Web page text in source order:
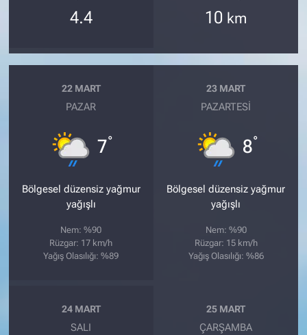
4.4 10 km
22 MART
PAZAR
7°
Bölgesel düzensiz yağmur
yağışlı
Nem: %90
Rüzgar: 17 km/h
Yağış Olasılığı: %89
23 MART
PAZARTESI
8°
Bölgesel düzensiz yağmur
yağışlı
Nem: %90
Rüzgar: 15 km/h
Yağış Olasılığı: %86
24 MART
SALI
25 MART
ÇARŞAMBA